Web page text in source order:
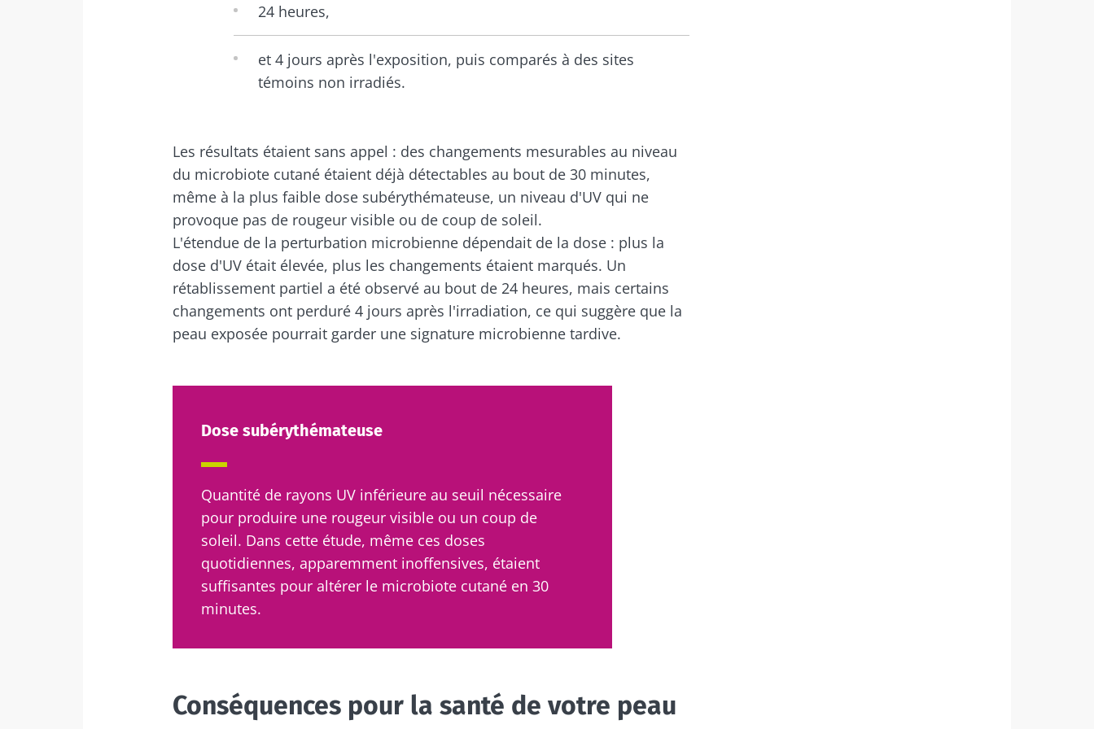
24 heures,
et 4 jours après l'exposition, puis comparés à des sites
témoins non irradiés.
Les résultats étaient sans appel : des changements mesurables au niveau
du microbiote cutané étaient déjà détectables au bout de 30 minutes,
même à la plus faible dose subérythémateuse, un niveau d'UV qui ne
provoque pas de rougeur visible ou de coup de soleil.
L'étendue de la perturbation microbienne dépendait de la dose : plus la
dose d'UV était élevée, plus les changements étaient marqués. Un
rétablissement partiel a été observé au bout de 24 heures, mais certains
changements ont perduré 4 jours après l'irradiation, ce qui suggère que la
peau exposée pourrait garder une signature microbienne tardive.
Dose subérythémateuse
Quantité de rayons UV inférieure au seuil nécessaire
pour produire une rougeur visible ou un coup de
soleil. Dans cette étude, même ces doses
quotidiennes, apparemment inoffensives, étaient
suffisantes pour altérer le microbiote cutané en 30
minutes.
Conséquences pour la santé de votre peau